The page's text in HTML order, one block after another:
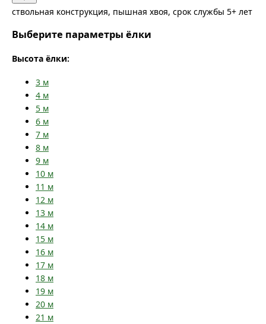
ствольная конструкция, пышная хвоя, срок службы 5+ лет
Выберите параметры ёлки
Высота ёлки:
3 м
4 м
5 м
6 м
7 м
8 м
9 м
10 м
11 м
12 м
13 м
14 м
15 м
16 м
17 м
18 м
19 м
20 м
21 м